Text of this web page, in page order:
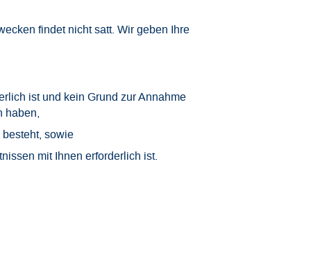
findet nicht satt. Wir geben Ihre
ist und kein Grund zur Annahme
haben,
sowie
mit Ihnen erforderlich ist.